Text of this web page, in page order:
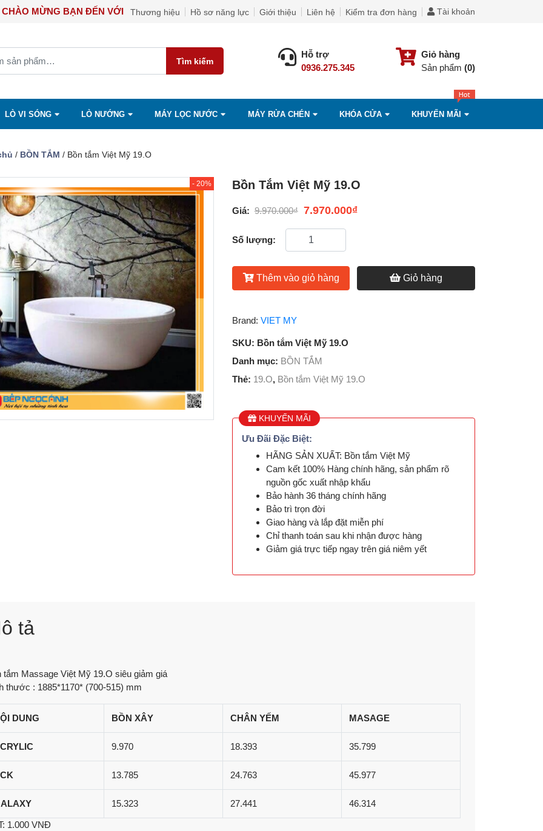
CHÀO MỪNG BẠN ĐẾN VỚI THIẾT BỊ NHÀ BẾP CAO CẤP NGỌC ÁNH
Thương hiệu Hồ sơ năng lực Giới thiệu Liên hệ Kiểm tra đơn hàng Tài khoản
Tìm kiếm
Hỗ trợ
0936.275.345
Giỏ hàng
Sản phẩm (0)
LÒ VI SÓNG LÒ NƯỚNG MÁY LỌC NƯỚC MÁY RỬA CHÉN KHÓA CỬA KHUYẾN MÃI
/ BỒN TẮM / Bồn tắm Việt Mỹ 19.O
- 20% Bồn Tắm Việt Mỹ 19.O
Giá: 9.970.000₫ 7.970.000₫
Số lượng:
Thêm vào giỏ hàng Giỏ hàng
Brand: VIET MY
SKU: Bồn tắm Việt Mỹ 19.O
Danh mục: BỒN TẮM
Thẻ: 19.O, Bồn tắm Việt Mỹ 19.O
KHUYẾN MÃI
Ưu Đãi Đặc Biệt:
HÃNG SẢN XUẤT: Bồn tắm Việt Mỹ
Cam kết 100% Hàng chính hãng, sản phẩm rõ
nguồn gốc xuất nhập khẩu
Bảo hành 36 tháng chính hãng
Bảo trì trọn đời
Giao hàng và lắp đặt miễn phí
Chỉ thanh toán sau khi nhận được hàng
Giảm giá trực tiếp ngay trên giá niêm yết
tả
tắm Massage Việt Mỹ 19.O siêu giảm giá
thước : 1885*1170* (700-515) mm
DUNG BỒN XÂY CHÂN YẾM MASAGE
9.970 18.393 35.799
13.785 24.763 45.977
15.323 27.441 46.314
1.000 VNĐ